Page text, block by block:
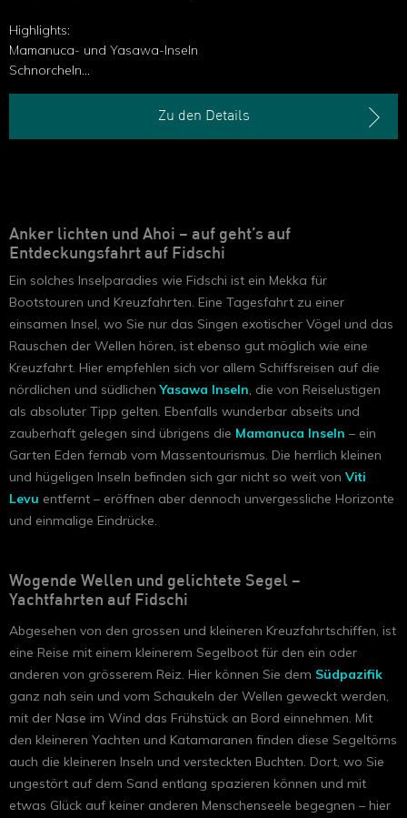
Highlights:
Mamanuca- und Yasawa-Inseln
Schnorcheln
Baden und Entspannen
Zu den Details
Anker lichten und Ahoi – auf geht’s auf
Entdeckungsfahrt auf Fidschi
Ein solches Inselparadies wie Fidschi ist ein Mekka für
Bootstouren und Kreuzfahrten. Eine Tagesfahrt zu einer
einsamen Insel, wo Sie nur das Singen exotischer Vögel und das
Rauschen der Wellen hören, ist ebenso gut möglich wie eine
Kreuzfahrt. Hier empfehlen sich vor allem Schiffsreisen auf die
nördlichen und südlichenYasawa Inseln, die von Reiselustigen
als absoluter Tipp gelten. Ebenfalls wunderbar abseits und
zauberhaft gelegen sind übrigens die Mamanuca Inseln – ein
Garten Eden fernab vom Massentourismus. Die herrlich kleinen
und hügeligen Inseln befinden sich gar nicht so weit von Viti
Levu entfernt – eröffnen aber dennoch unvergessliche Horizonte
und einmalige Eindrücke.
Wogende Wellen und gelichtete Segel –
Yachtfahrten auf Fidschi
Abgesehen von den grossen und kleineren Kreuzfahrtschiffen, ist
eine Reise mit einem kleinerem Segelboot für den ein oder
anderen von grösserem Reiz. Hier können Sie dem Südpazifik
ganz nah sein und vom Schaukeln der Wellen geweckt werden,
mit der Nase im Wind das Frühstück an Bord einnehmen. Mit
den kleineren Yachten und Katamaranen finden diese Segeltörns
auch die kleineren Inseln und versteckten Buchten. Dort, wo Sie
ungestört auf dem Sand entlang spazieren können und mit
etwas Glück auf keiner anderen Menschenseele begegnen – hier